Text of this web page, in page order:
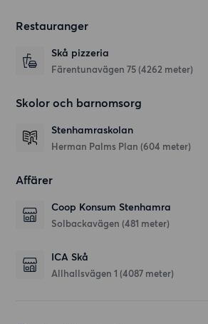
Restauranger
Skå pizzeria
Färentunavägen 75 (4262 meter)
Skolor och barnomsorg
Stenhamraskolan
Herman Palms Plan (604 meter)
Affärer
Coop Konsum Stenhamra
Solbackavägen (481 meter)
ICA Skå
Allhallsvägen 1 (4087 meter)